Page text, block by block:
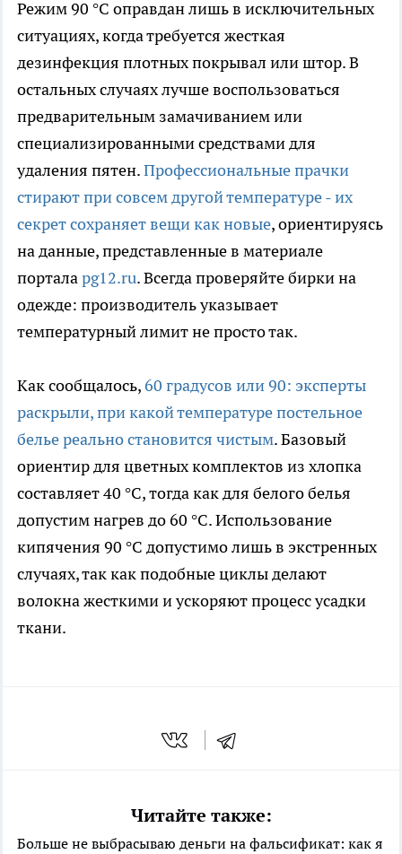
Режим 90 °C оправдан лишь в исключительных
ситуациях, когда требуется жесткая
дезинфекция плотных покрывал или штор. В
остальных случаях лучше воспользоваться
предварительным замачиванием или
специализированными средствами для
удаления пятен.Профессиональные прачки
стирают при совсем другой температуре - их
секрет сохраняет вещи как новые, ориентируясь
на данные, представленные в материале
порталаpg12.ru. Всегда проверяйте бирки на
одежде: производитель указывает
температурный лимит не просто так.
Как сообщалось, 60 градусов или 90: эксперты
раскрыли, при какой температуре постельное
белье реально становится чистым. Базовый
ориентир для цветных комплектов из хлопка
составляет 40 °C, тогда как для белого белья
допустим нагрев до 60 °C. Использование
кипячения 90 °C допустимо лишь в экстренных
случаях, так как подобные циклы делают
волокна жесткими и ускоряют процесс усадки
ткани.
Читайте также:
Больше не выбрасываю деньги на фальсификат: как я